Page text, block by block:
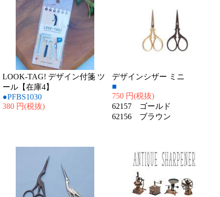
LOOK-TAG! デザイン付箋 ツ
ール【在庫4】
●PFBS1030
380 円(税抜)
デザインシザー ミニ
■
750 円(税抜)
62157 ゴールド
62156 ブラウン